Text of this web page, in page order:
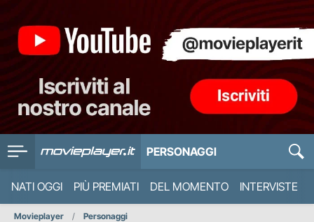
PERSONAGGI
NATI OGGI PIÙ PREMIATI DEL MOMENTO INTERVISTE
Movieplayer Personaggi